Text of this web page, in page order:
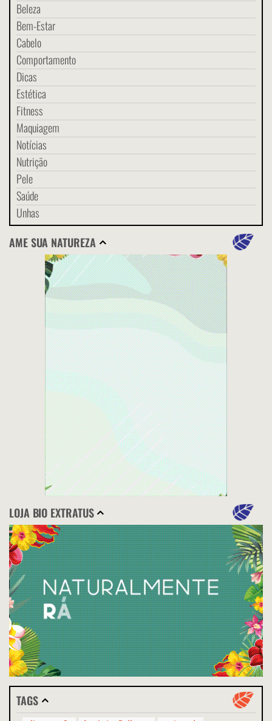
Beleza
Bem-Estar
Cabelo
Comportamento
Dicas
Estética
Fitness
Maquiagem
Notícias
Nutrição
Pele
Saúde
Unhas
AME SUA NATUREZA
LOJA BIO EXTRATUS
TAGS